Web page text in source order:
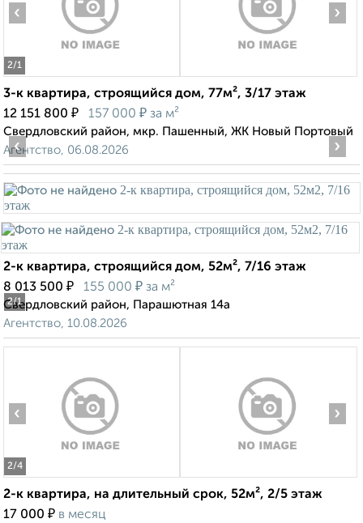
2/1
‹ ›
3-к квартира, строящийся дом, 77м², 3/17 этаж
12 151 800 ₽ 157 000 ₽ за м²
Свердловский район, мкр. Пашенный, ЖК Новый Портовый
Агентство, 06.08.2026
2/1
‹ ›
2-к квартира, строящийся дом, 52м², 7/16 этаж
8 013 500 ₽ 155 000 ₽ за м²
Свердловский район, Парашютная 14а
Агентство, 10.08.2026
2/4
‹ ›
2-к квартира, на длительный срок, 52м², 2/5 этаж
17 000 ₽ в месяц